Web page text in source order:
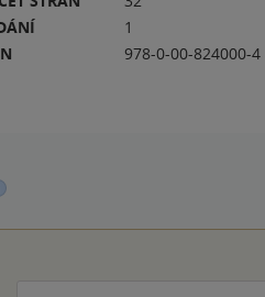
1
978-0-00-824000-4